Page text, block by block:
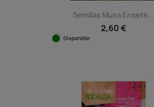
Semillas Musa Ensete...
2,60 €
Disponible